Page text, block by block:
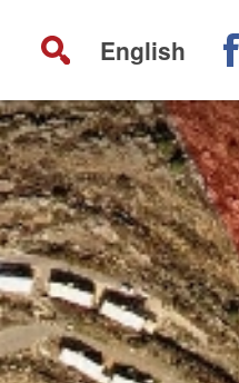
English